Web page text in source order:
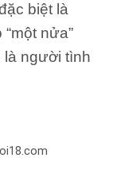
biệt là
nửa”
là người tình